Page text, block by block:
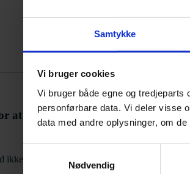
Samtykke
Vi bruger cookies
Vi bruger både egne og
personførbare data. Vi deler visse
data med andre oplysninger, om
Nødvendig
at få adgang til indholdet
er medlem af AutoBranchen Danmark,